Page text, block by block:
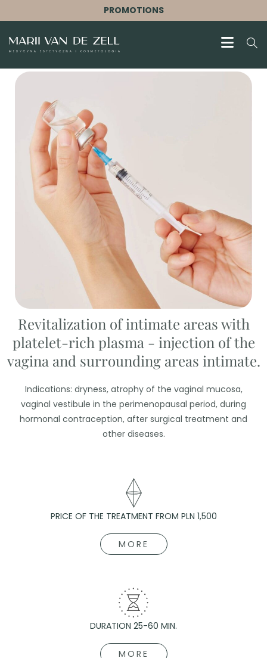
PROMOTIONS
Revitalization of intimate areas with
platelet-rich plasma - injection of the
vagina and surrounding areas intimate.
Indications: dryness, atrophy of the vaginal mucosa,
vaginal vestibule in the perimenopausal period, during
hormonal contraception, after surgical treatment and
other diseases.
PRICE OF THE TREATMENT FROM PLN 1,500
MORE
DURATION 25-60 MIN.
MORE